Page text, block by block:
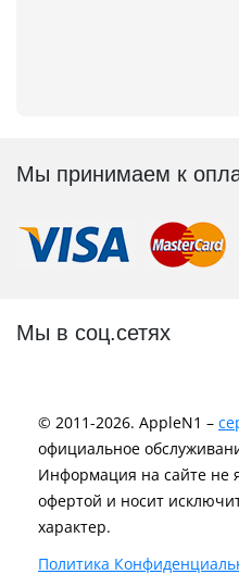
Мы принимаем к
Мы в соц.сетях
© 2011-2026. AppleN1 –
официальное
Информация на сайте не
офертой и носит
характер.
Политика